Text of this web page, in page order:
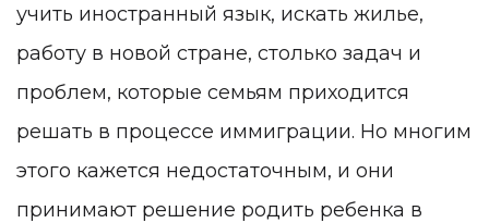
учить иностранный язык, искать жилье,
работу в новой стране, столько задач и
проблем, которые семьям приходится
решать в процессе иммиграции. Но многим
этого кажется недостаточным, и они
принимают решение родить ребенка в